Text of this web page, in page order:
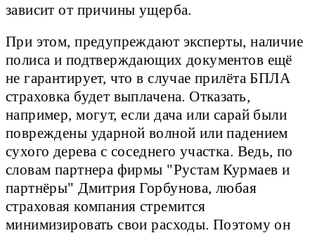
зависит от причины ущерба.
При этом, предупреждают эксперты, наличие
полиса и подтверждающих документов ещё
не гарантирует, что в случае прилёта БПЛА
страховка будет выплачена. Отказать,
например, могут, если дача или сарай были
повреждены ударной волной или падением
сухого дерева с соседнего участка. Ведь, по
словам партнера фирмы "Рустам Курмаев и
партнёры" Дмитрия Горбунова, любая
страховая компания стремится
минимизировать свои расходы. Поэтому он